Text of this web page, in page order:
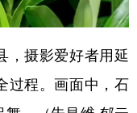
摄影爱好者用延
过程。画面中，石